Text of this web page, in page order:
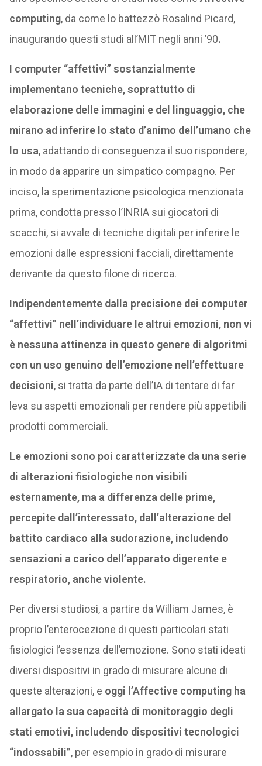
computing, da come lo battezzò Rosalind Picard,
inaugurando questi studi all’MIT negli anni ’90.
I computer “affettivi” sostanzialmente
implementano tecniche, soprattutto di
elaborazione delle immagini e del linguaggio, che
mirano ad inferire lo stato d’animo dell’umano che
lo usa, adattando di conseguenza il suo rispondere,
in modo da apparire un simpatico compagno. Per
inciso, la sperimentazione psicologica menzionata
prima, condotta presso l’INRIA sui giocatori di
scacchi, si avvale di tecniche digitali per inferire le
emozioni dalle espressioni facciali, direttamente
derivante da questo filone di ricerca.
Indipendentemente dalla precisione dei computer
“affettivi” nell’individuare le altrui emozioni, non vi
è nessuna attinenza in questo genere di algoritmi
con un uso genuino dell’emozione nell’effettuare
decisioni, si tratta da parte dell’IA di tentare di far
leva su aspetti emozionali per rendere più appetibili
prodotti commerciali.
Le emozioni sono poi caratterizzate da una serie
di alterazioni fisiologiche non visibili
esternamente, ma a differenza delle prime,
percepite dall’interessato, dall’alterazione del
battito cardiaco alla sudorazione, includendo
sensazioni a carico dell’apparato digerente e
respiratorio, anche violente.
Per diversi studiosi, a partire da William James, è
proprio l’enterocezione di questi particolari stati
fisiologici l’essenza dell’emozione. Sono stati ideati
diversi dispositivi in grado di misurare alcune di
queste alterazioni, e oggi l’Affective computing ha
allargato la sua capacità di monitoraggio degli
stati emotivi, includendo dispositivi tecnologici
“indossabili”, per esempio in grado di misurare